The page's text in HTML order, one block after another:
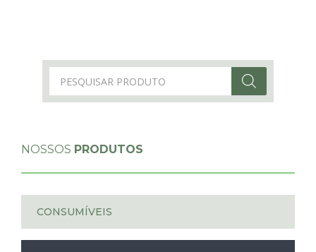
Products
search
NOSSOS PRODUTOS
CONSUMÍVEIS